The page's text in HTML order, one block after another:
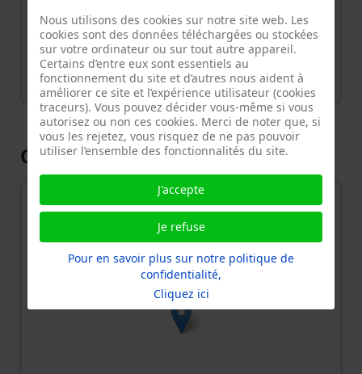
11e Arrondissement, Paris, Île-de-
France, France métropolitaine, 75011
Carte
+
Nous utilisons des cookies sur notre site web. Les
cookies sont des données téléchargées ou stockées
sur votre ordinateur ou sur tout autre appareil.
Certains d’entre eux sont essentiels au
fonctionnement du site et d’autres nous aident à
améliorer ce site et l’expérience utilisateur (cookies
traceurs). Vous pouvez décider vous-même si vous
autorisez ou non ces cookies. Merci de noter que, si
vous les rejetez, vous risquez de ne pas pouvoir
utiliser l’ensemble des fonctionnalités du site.
J'accepte
Je refuse
Pour en savoir plus sur notre politique de
confidentialité,
Cliquez ici